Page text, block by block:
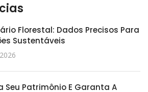
Florestal: Dados Precisos Para
Sustentáveis
Seu Patrimônio E Garanta A